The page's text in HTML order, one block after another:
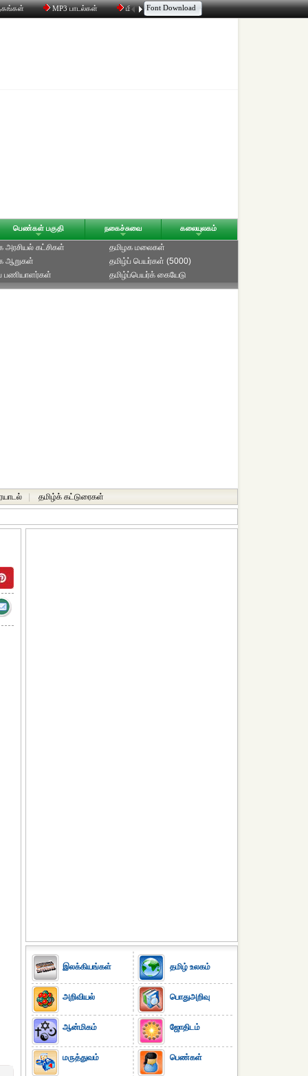
MP3 பாடல்கள் மின்னஞ்சல் திரட்டி உரையாடல்
Font Download
பெண்கள் பகுதி நகைச்சுவை கலையுலகம்
அரசியல் கட்சிகள்
ஆறுகள்
பணியாளர்கள்
தமிழக மலைகள்
தமிழ்ப் பெயர்கள் (5000)
தமிழ்ப்பெயர்க் கையேடு
தமிழ்க் கட்டுரைகள்
இலக்கியங்கள்
அறிவியல்
ஆன்மிகம்
மருத்துவம்
தமிழ் உலகம்
பொதுஅறிவு
ஜோதிடம்
பெண்கள்